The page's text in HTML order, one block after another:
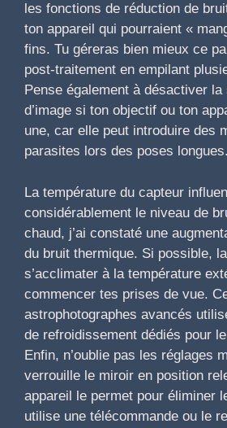
les fonctions de réduction de
ton appareil qui pourraient «
fins. Tu géreras bien mieux ce
post-traitement en empilant
Pense également à désactiver
d’image si ton objectif ou ton
une, car elle peut introduire des
parasites lors des poses longues.
La température du capteur
considérablement le niveau de
chaud, j’ai constaté une
du bruit thermique. Si possible,
s’acclimater à la température
commencer tes prises de vue.
astrophotographes avancés
de refroidissement dédiés pour
Enfin, n’oublie pas les réglages
verrouille le miroir en position
appareil le permet pour éliminer
utilise une télécommande ou le